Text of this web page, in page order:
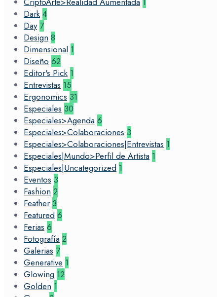
Dark 4
Day 7
Design 8
Dimensional 1
Diseño 62
Editor's Pick 1
Entrevistas 15
Ergonomics 31
Especiales 30
Especiales>Agenda 6
Especiales>Colaboraciones 3
Especiales>Colaboraciones|Entrevistas 1
Especiales|Mundo>Perfil de Artista 1
Especiales|Uncategorized 1
Eventos 3
Fashion 2
Feather 3
Featured 6
Ferias 6
Fotografía 2
Galerias 7
Generative 1
Glowing 12
Golden 1